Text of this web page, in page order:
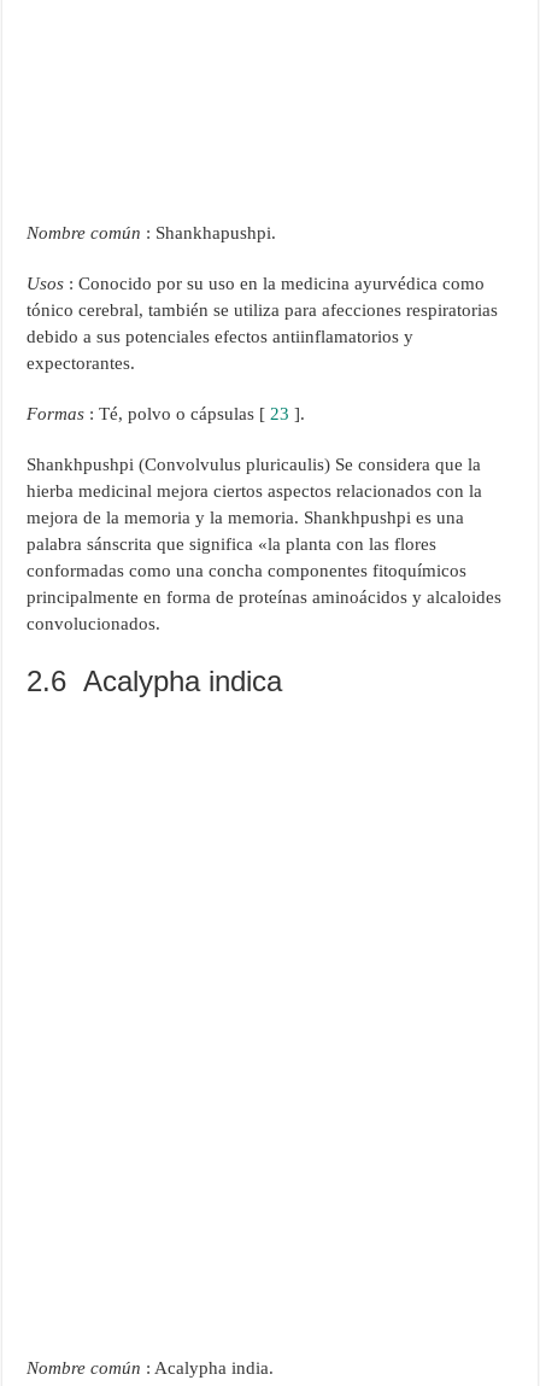
Nombre común : Shankhapushpi.
Usos : Conocido por su uso en la medicina ayurvédica como
tónico cerebral, también se utiliza para afecciones respiratorias
debido a sus potenciales efectos antiinflamatorios y
expectorantes.
Formas : Té, polvo o cápsulas [23 ].
Shankhpushpi (Convolvulus pluricaulis) Se considera que la
hierba medicinal mejora ciertos aspectos relacionados con la
mejora de la memoria y la memoria. Shankhpushpi es una
palabra sánscrita que significa «la planta con las flores
conformadas como una concha componentes fitoquímicos
principalmente en forma de proteínas aminoácidos y alcaloides
convolucionados.
2.6 Acalypha indica
Nombre común : Acalypha india.